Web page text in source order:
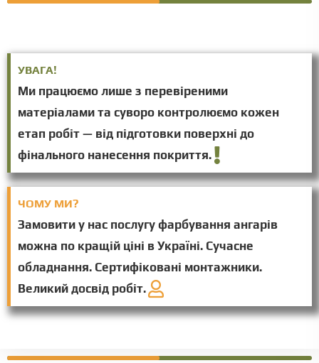
УВАГА!
Ми працюємо лише з перевіреними
матеріалами та суворо контролюємо кожен
етап робіт — від підготовки поверхні до
фінального нанесення покриття.
ЧОМУ МИ?
Замовити у нас послугу фарбування ангарів
можна по кращій ціні в Україні. Сучасне
обладнання. Сертифіковані монтажники.
Великий досвід робіт.